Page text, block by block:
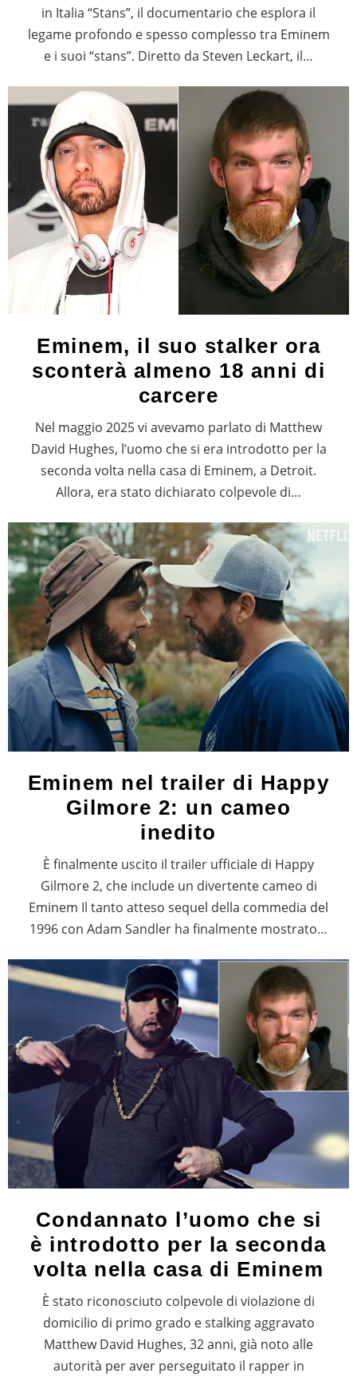
in Italia “Stans”, il documentario che esplora il
legame profondo e spesso complesso tra Eminem
e i suoi “stans”. Diretto da Steven Leckart, il…
Eminem, il suo stalker ora
sconterà almeno 18 anni di
carcere
Nel maggio 2025 vi avevamo parlato di Matthew
David Hughes, l’uomo che si era introdotto per la
seconda volta nella casa di Eminem, a Detroit.
Allora, era stato dichiarato colpevole di…
Eminem nel trailer di Happy
Gilmore 2: un cameo
inedito
È finalmente uscito il trailer ufficiale di Happy
Gilmore 2, che include un divertente cameo di
Eminem Il tanto atteso sequel della commedia del
1996 con Adam Sandler ha finalmente mostrato…
Condannato l’uomo che si
è introdotto per la seconda
volta nella casa di Eminem
È stato riconosciuto colpevole di violazione di
domicilio di primo grado e stalking aggravato
Matthew David Hughes, 32 anni, già noto alle
autorità per aver perseguitato il rapper in